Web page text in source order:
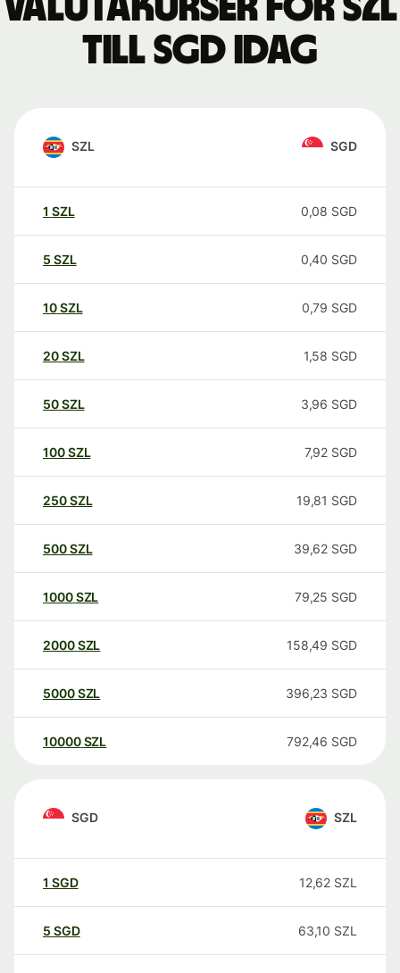
till SGD idag
SZL SGD
1 SZL 0,08 SGD
5 SZL 0,40 SGD
10SZL 0,79 SGD
20SZL 1,58 SGD
50SZL 3,96 SGD
100SZL 7,92 SGD
250SZL 19,81 SGD
500SZL 39,62 SGD
1000SZL 79,25 SGD
2000SZL 158,49 SGD
5000SZL 396,23 SGD
10000 SZL 792,46 SGD
SGD SZL
1 SGD 12,62 SZL
5 SGD 63,10 SZL